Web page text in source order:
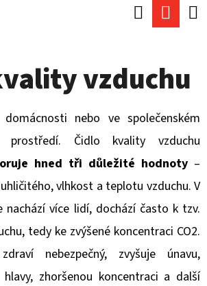
Hledat
vzduchu
nebo ve společenském
prostředí. Čidlo kvality vzduchu
hned tři důležité hodnoty –
vlhkost a teplotu vzduchu. V
nachází více lidí, dochází často k tzv.
tedy ke zvýšené koncentraci CO2.
nebezpečný, zvyšuje únavu,
zhoršenou koncentraci a další